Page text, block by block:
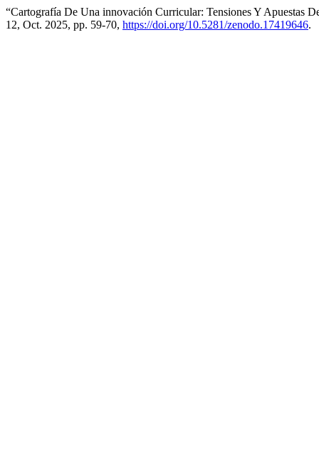
“Cartografía De Una innovación Curricular: Tensiones Y Apuestas
12, Oct. 2025, pp. 59-70, https://doi.org/10.5281/zenodo.17419646.